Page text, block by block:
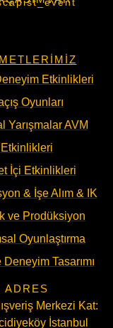
Etkinlikleri
Oyunları
Yarışmalar AVM
Etkinlikleri
İçi Etkinlikleri
& İşe Alım & IK
ve Prodüksiyon
Oyunlaştırma
Tasarımı
ADRES
Merkezi Kat:
İstanbul